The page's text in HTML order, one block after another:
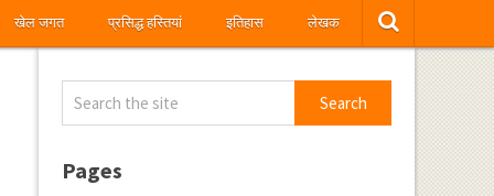
खेल जगत प्रसिद्ध हस्तियां इतिहास लेखक
Pages